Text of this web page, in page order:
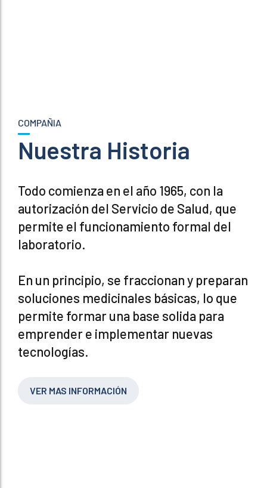
COMPAÑIA
Nuestra Historia
Todo comienza en el año 1965, con la
autorización del Servicio de Salud, que
permite el funcionamiento formal del
laboratorio.
En un principio, se fraccionan y preparan
soluciones medicinales básicas, lo que
permite formar una base solida para
emprender e implementar nuevas
tecnologías.
VER MAS INFORMACIÓN